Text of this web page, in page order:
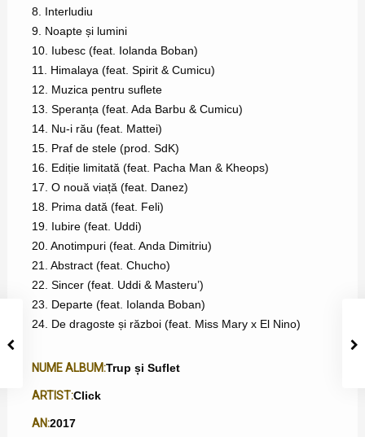
8. Interludiu
9. Noapte și lumini
10. Iubesc (feat. Iolanda Boban)
11. Himalaya (feat. Spirit & Cumicu)
12. Muzica pentru suflete
13. Speranța (feat. Ada Barbu & Cumicu)
14. Nu-i rău (feat. Mattei)
15. Praf de stele (prod. SdK)
16. Ediție limitată (feat. Pacha Man & Kheops)
17. O nouă viață (feat. Danez)
18. Prima dată (feat. Feli)
19. Iubire (feat. Uddi)
20. Anotimpuri (feat. Anda Dimitriu)
21. Abstract (feat. Chucho)
22. Sincer (feat. Uddi & Masteru’)
23. Departe (feat. Iolanda Boban)
24. De dragoste și război (feat. Miss Mary x El Nino)
NUME ALBUM:Trup și Suflet
ARTIST:Click
AN:2017